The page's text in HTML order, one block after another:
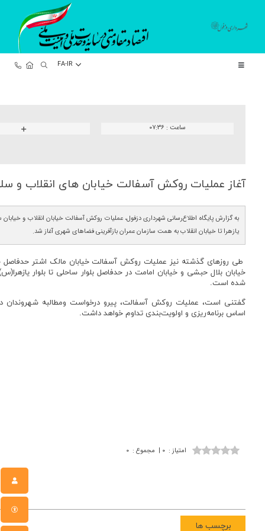
FA-IR
ساعت : ۰۷:۳۶
آغاز عملیات روكش آسفالت خیابان های انقلاب و
به گزارش پایگاه اطلاع‌رسانی شهرداری دزفول، عملیات روکش آسفالت خیابان انقلاب و
یازهرا تا خیابان انقلاب به همت سازمان عمران بازآفرینی فضاهای شهری آغاز شد.
طی روزهای گذشته نیز عملیات روکش آسفالت خیابان مالک اشتر حدفاصل
خیابان بلال حبشی و خیابان امامت در حدفاصل بلوار ساحلی تا بلوار
شده است.
گفتنی است، عملیات روکش آسفالت، پیرو درخواست ومطالبه شهروندان
اساس برنامه‌ریزی و اولویت‌بندی تداوم خواهد داشت.
امتیاز : ۰ | مجموع : ۰
برچسب ها